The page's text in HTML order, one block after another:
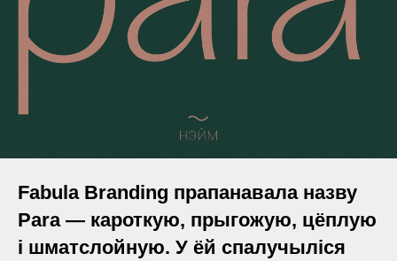
Fabula Branding прапанавала назву
Para — кароткую, прыгожую, цёплую
і шматслойную. У ёй спалучыліся